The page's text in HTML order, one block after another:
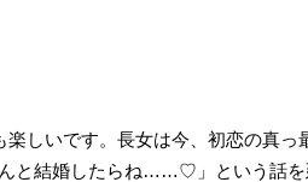
しいです。長女は今、初恋の真っ
と結婚したらね……♡」という話を